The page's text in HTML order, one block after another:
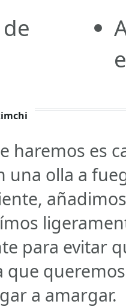
haremos es
una olla a
para evitar
que
a amargar.